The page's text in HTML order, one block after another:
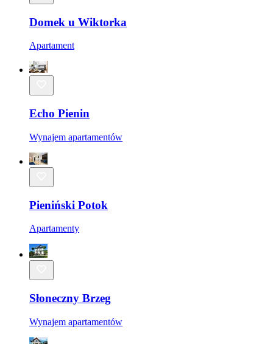
Domek u Wiktorka
Apartament
Echo Pienin
Wynajem apartamentów
Pieniński Potok
Apartamenty
Słoneczny Brzeg
Wynajem apartamentów